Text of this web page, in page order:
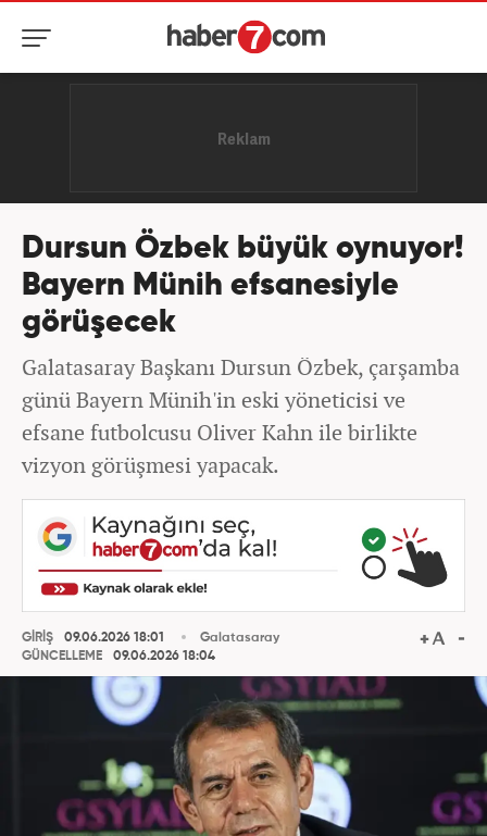
Dursun Özbek büyük oynuyor!
Bayern Münih efsanesiyle
görüşecek
Galatasaray Başkanı Dursun Özbek, çarşamba
günü Bayern Münih'in eski yöneticisi ve
efsane futbolcusu Oliver Kahn ile birlikte
vizyon görüşmesi yapacak.
GİRİŞ
09.06.2026 18:01
GÜNCELLEME
09.06.2026 18:04
Galatasaray